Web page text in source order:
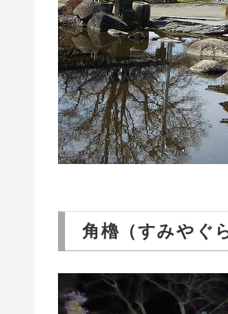
角櫓（すみやぐ